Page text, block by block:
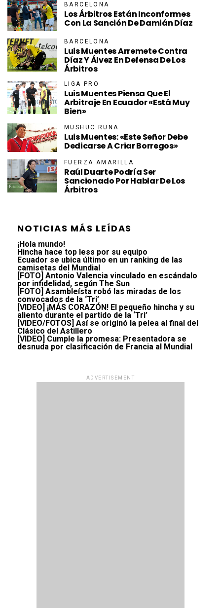
BARCELONA
Los Árbitros Están Inconformes
Con La Sanción De Damián Díaz
BARCELONA
Luis Muentes Arremete Contra
Díaz Y Álvez En Defensa De Los
Árbitros
LIGA PRO
Luis Muentes Piensa Que El
Arbitraje En Ecuador «está Muy
Bien»
MUSHUC RUNA
Luis Muentes: «Este Señor Debe
Dedicarse A Criar Borregos»
FUERZA AMARILLA
Raúl Duarte Podría Ser
Sancionado Por Hablar De Los
Árbitros
NOTICIAS MÁS LEÍDAS
¡Hola mundo!
Hincha hace top less por su equipo
Ecuador se ubica último en un ranking de las
camisetas del Mundial
[FOTO] Antonio Valencia vinculado en escándalo
por infidelidad, según The Sun
[FOTO] Asambleísta robó las miradas de los
convocados de la ‘Tri’
[VIDEO] ¡MÁS CORAZÓN! El pequeño hincha y su
aliento durante el partido de la ‘Tri’
[VIDEO/FOTOS] Así se originó la pelea al final del
Clásico del Astillero
[VIDEO] Cumple la promesa: Presentadora se
desnuda por clasificación de Francia al Mundial
ADVERTISEMENT